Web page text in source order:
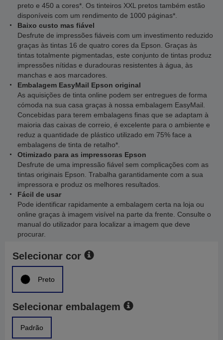
preto e 450 a cores*. Os tinteiros XXL pretos também estão
disponíveis com um rendimento de 1000 páginas*.
Baixo custo mas fiável
Desfrute de impressões fiáveis com um investimento reduzido
graças às tintas 16 de quatro cores da Epson. Graças às
tintas totalmente pigmentadas, este conjunto de tintas produz
impressões nítidas e duradouras resistentes à água, às
manchas e aos marcadores.
Embalagem EasyMail Epson original
As aquisições de tinta online podem ser entregues de forma
cómoda na sua casa graças à nossa embalagem EasyMail.
Concebidas para terem embalagens finas que se adaptam à
maioria das caixas de correio, é excelente para o ambiente e
reduz a quantidade de plástico utilizado em 75% face a
embalagens de tinta de retalho*.
Otimizado para as impressoras Epson
Desfrute de uma impressão fiável sem complicações com as
tintas originais Epson. Trabalha garantidamente com a sua
impressora e produz os melhores resultados.
Fácil de usar
Pode identificar rapidamente a embalagem certa na loja ou
online graças à imagem visível na parte da frente. Consulte o
manual do utilizador para localizar a imagem que deve
procurar.
Selecionar cor
Preto
Selecionar embalagem
Padrão